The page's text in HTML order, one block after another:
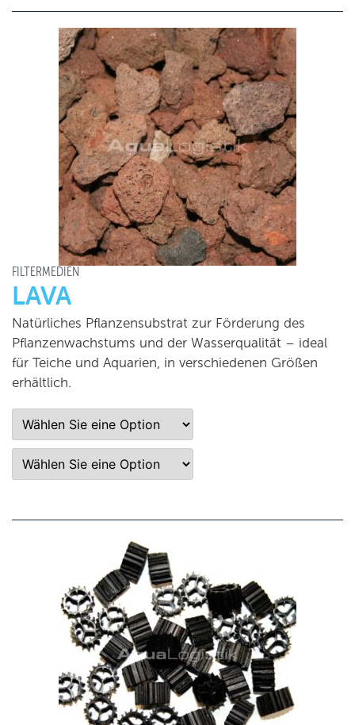
FILTERMEDIEN
LAVA
Natürliches Pflanzensubstrat zur Förderung des
Pflanzenwachstums und der Wasserqualität – ideal
für Teiche und Aquarien, in verschiedenen Größen
erhältlich.